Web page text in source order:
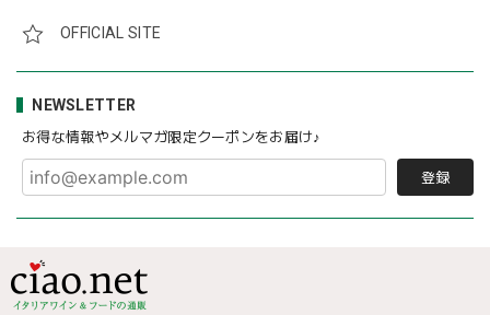
OFFICIAL SITE
NEWSLETTER
お得な情報やメルマガ限定クーポンをお届け♪
登録